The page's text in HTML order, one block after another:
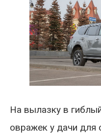
На вылазку в
овражек у дачи для